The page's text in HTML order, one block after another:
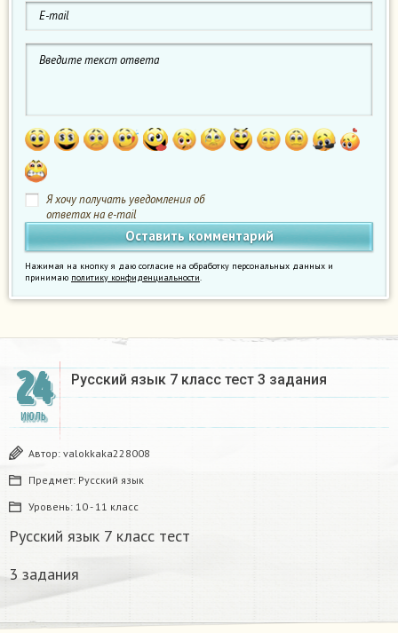
Я хочу получать уведомления об
ответах на e-mail
Нажимая на кнопку я даю согласие на обработку персональных данных и
принимаю политику конфиденциальности
24
ИЮЛЬ
Русский язык 7 класс тест 3 задания
Автор: valokkaka228008
Предмет: Русский язык
Уровень: 10 - 11 класс
Русский язык 7 класс тест
3 задания